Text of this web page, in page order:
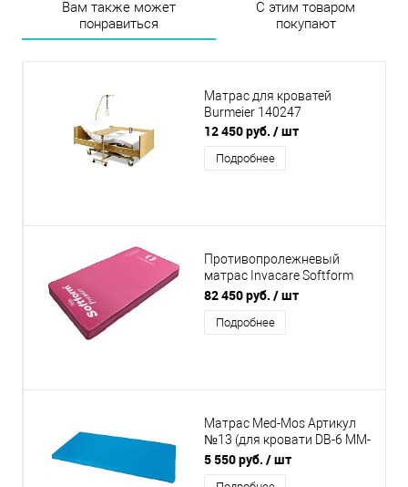
Вам также может
понравиться
С этим товаром
покупают
Матрас для кроватей
Burmeier 140247
12 450 руб. / шт
Подробнее
Противопролежневый
матрас Invacare Softform
Premier
82 450 руб. / шт
Подробнее
Матрас Med-Mos Артикул
№13 (для кровати DB-6 MM-
67, DB-7 MM-49)
5 550 руб. / шт